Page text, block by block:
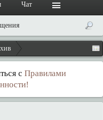
с Правилами
Чат